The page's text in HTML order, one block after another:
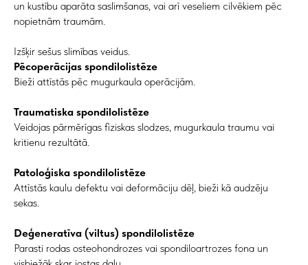
un kustību aparāta saslimšanas, vai arī veseliem cilvēkiem pēc
nopietnām traumām.
Izšķir sešus slimības veidus.
Pēcoperācijas spondilolistēze
Bieži attīstās pēc mugurkaula operācijām.
Traumatiska spondilolistēze
Veidojas pārmērīgas fiziskas slodzes, mugurkaula traumu vai
kritienu rezultātā.
Patoloģiska spondilolistēze
Attīstās kaulu defektu vai deformāciju dēļ, bieži kā audzēju
sekas.
Deģeneratīva (viltus) spondilolistēze
Parasti rodas osteohondrozes vai spondiloartrozes fona un